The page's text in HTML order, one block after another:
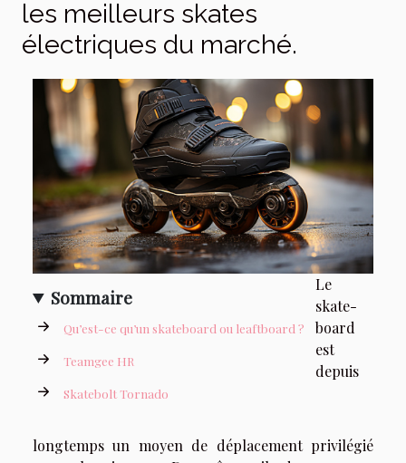
les meilleurs skates
électriques du marché.
Sommaire
Qu’est-ce qu’un skateboard ou leaftboard ?
Teamgee HR
Skatebolt Tornado
Le
skate-
board
est
depuis
longtemps un moyen de déplacement privilégié